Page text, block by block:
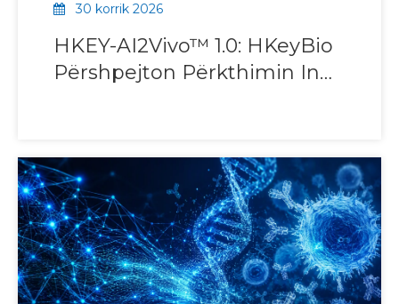
30 korrik 2026
HKEY-AI2Vivo™ 1.0: HKeyBio
Përshpejton Përkthimin In